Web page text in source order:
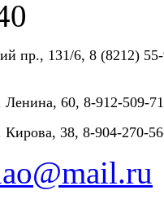
пр., 131/6, 8 (8212)
Ленина, 60, 8-912-509-
38, 8-904-270-